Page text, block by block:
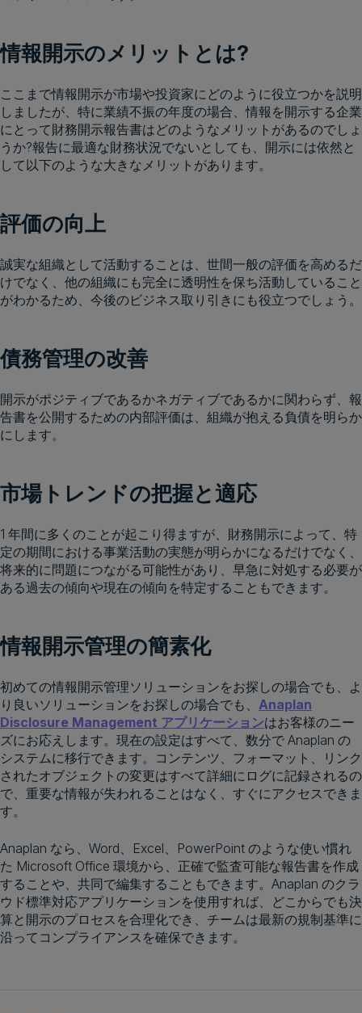
情報開示のメリットとは?
ここまで情報開示が市場や投資家にどのように役立つかを説明
しましたが、特に業績不振の年度の場合、情報を開示する企業
にとって財務開示報告書はどのようなメリットがあるのでしょ
うか?報告に最適な財務状況でないとしても、開示には依然と
して以下のような大きなメリットがあります。
評価の向上
誠実な組織として活動することは、世間一般の評価を高めるだ
けでなく、他の組織にも完全に透明性を保ち活動していること
がわかるため、今後のビジネス取り引きにも役立つでしょう。
債務管理の改善
開示がポジティブであるかネガティブであるかに関わらず、報
告書を公開するための内部評価は、組織が抱える負債を明らか
にします。
市場トレンドの把握と適応
1 年間に多くのことが起こり得ますが、財務開示によって、特
定の期間における事業活動の実態が明らかになるだけでなく、
将来的に問題につながる可能性があり、早急に対処する必要が
ある過去の傾向や現在の傾向を特定することもできます。
情報開示管理の簡素化
初めての情報開示管理ソリューションをお探しの場合でも、よ
り良いソリューションをお探しの場合でも、 Anaplan
Disclosure Management アプリケーションはお客様のニー
ズにお応えします。現在の設定はすべて、数分で Anaplan の
システムに移行できます。コンテンツ、フォーマット、リンク
されたオブジェクトの変更はすべて詳細にログに記録されるの
で、重要な情報が失われることはなく、すぐにアクセスできま
す。
Anaplan なら、Word、Excel、PowerPoint のような使い慣れ
た Microsoft Office 環境から、正確で監査可能な報告書を作成
することや、共同で編集することもできます。Anaplan のクラ
ウド標準対応アプリケーションを使用すれば、どこからでも決
算と開示のプロセスを合理化でき、チームは最新の規制基準に
沿ってコンプライアンスを確保できます。